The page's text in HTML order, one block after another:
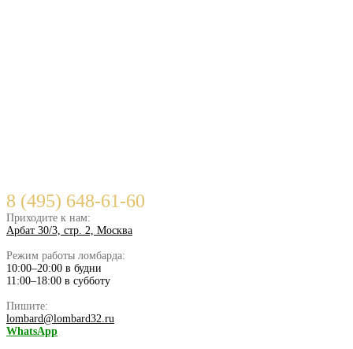
8 (495) 648-61-60
Приходите к нам:
Арбат 30/3, стр. 2, Москва
Режим работы ломбарда:
10:00–20:00 в будни
11:00–18:00 в субботу
Пишите:
lombard@lombard32.ru
WhatsApp